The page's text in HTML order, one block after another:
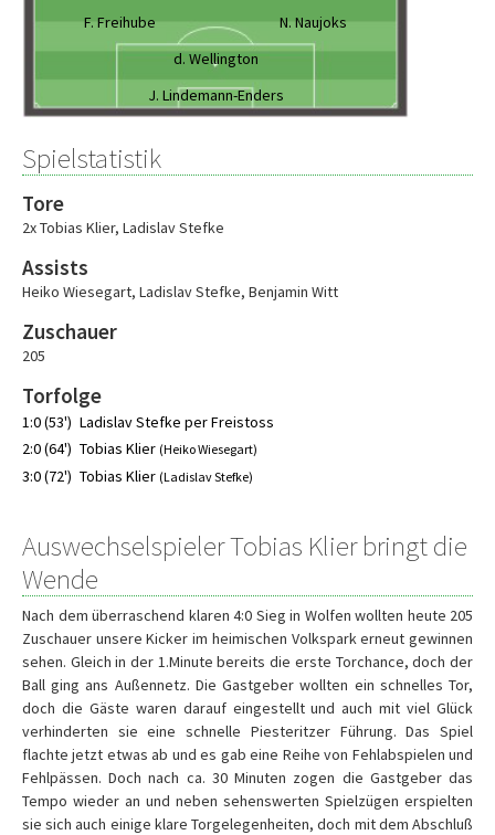
F. Freihube
N. Naujoks
d. Wellington
J. Lindemann-Enders
Spielstatistik
Tore
2x Tobias Klier, Ladislav Stefke
Assists
Heiko Wiesegart, Ladislav Stefke, Benjamin Witt
Zuschauer
205
Torfolge
1:0 (53') Ladislav Stefke per Freistoss
2:0 (64') Tobias Klier (Heiko Wiesegart)
3:0 (72') Tobias Klier (Ladislav Stefke)
Auswechselspieler Tobias Klier bringt die
Wende
Nach dem überraschend klaren 4:0 Sieg in Wolfen wollten heute 205
Zuschauer unsere Kicker im heimischen Volkspark erneut gewinnen
sehen. Gleich in der 1.Minute bereits die erste Torchance, doch der
Ball ging ans Außennetz. Die Gastgeber wollten ein schnelles Tor,
doch die Gäste waren darauf eingestellt und auch mit viel Glück
verhinderten sie eine schnelle Piesteritzer Führung. Das Spiel
flachte jetzt etwas ab und es gab eine Reihe von Fehlabspielen und
Fehlpässen. Doch nach ca. 30 Minuten zogen die Gastgeber das
Tempo wieder an und neben sehenswerten Spielzügen erspielten
sie sich auch einige klare Torgelegenheiten, doch mit dem Abschluß